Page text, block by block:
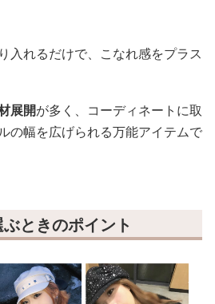
入れるだけで、こなれ感をプラス
展開が多く、コーディネートに取
の幅を広げられる万能アイテムで
ときのポイント